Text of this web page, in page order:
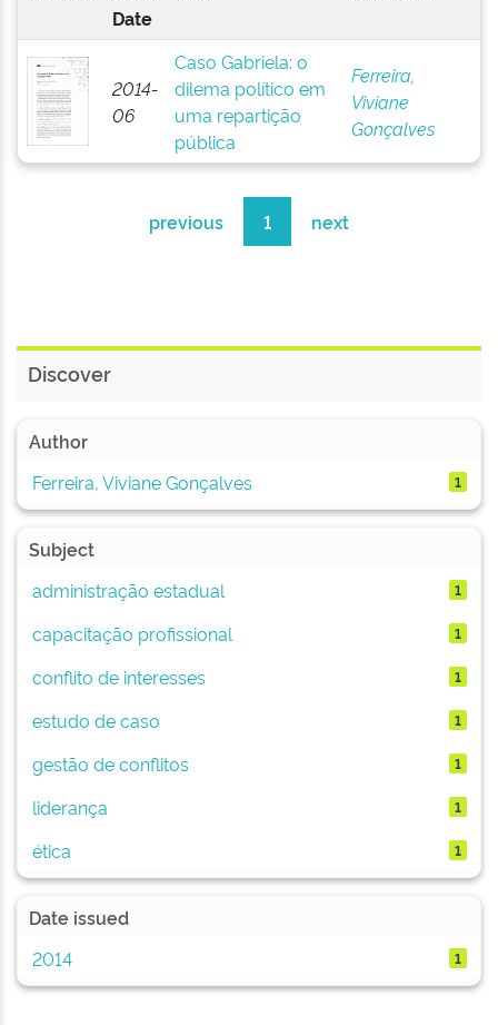
Date
2014-
06
Caso Gabriela: o
dilema político em
uma repartição
pública
Ferreira,
Viviane
Gonçalves
previous 1 next
Discover
Author
Ferreira, Viviane Gonçalves
1
Subject
administração estadual
1
capacitação profissional 1
conflito de interesses 1
estudo de caso 1
gestão de conflitos 1
liderança 1
ética 1
Date issued
2014
1